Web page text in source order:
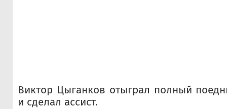
Виктор Цыганков отыграл полный
и сделал ассист.